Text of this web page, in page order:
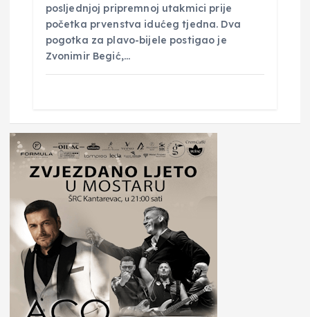
posljednjoj pripremnoj utakmici prije
početka prvenstva idućeg tjedna. Dva
pogotka za plavo-bijele postigao je
Zvonimir Begić,…